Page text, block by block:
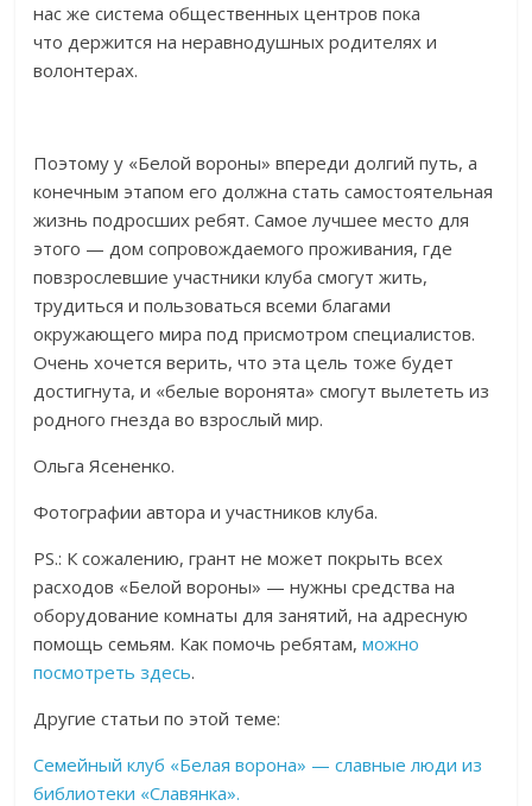
нас же система общественных центров пока
что держится на неравнодушных родителях и
волонтерах.
Поэтому у «Белой вороны» впереди долгий путь, а
конечным этапом его должна стать самостоятельная
жизнь подросших ребят. Самое лучшее место для
этого — дом сопровождаемого проживания, где
повзрослевшие участники клуба смогут жить,
трудиться и пользоваться всеми благами
окружающего мира под присмотром специалистов.
Очень хочется верить, что эта цель тоже будет
достигнута, и «белые воронята» смогут вылететь из
родного гнезда во взрослый мир.
Ольга Ясененко.
Фотографии автора и участников клуба.
PS.: К сожалению, грант не может покрыть всех
расходов «Белой вороны» — нужны средства на
оборудование комнаты для занятий, на адресную
помощь семьям. Как помочь ребятам,можно
посмотреть здесь.
Другие статьи по этой теме:
Семейный клуб «Белая ворона» — славные люди из
библиотеки «Славянка».